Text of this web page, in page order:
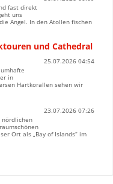
fast direkt
uns
Angel. In den Atollen fischen
und Cathedral
25.07.2026 04:54
in
Hartkorallen sehen wir
23.07.2026 07:26
nördlichen
Ort als „Bay of Islands“ im